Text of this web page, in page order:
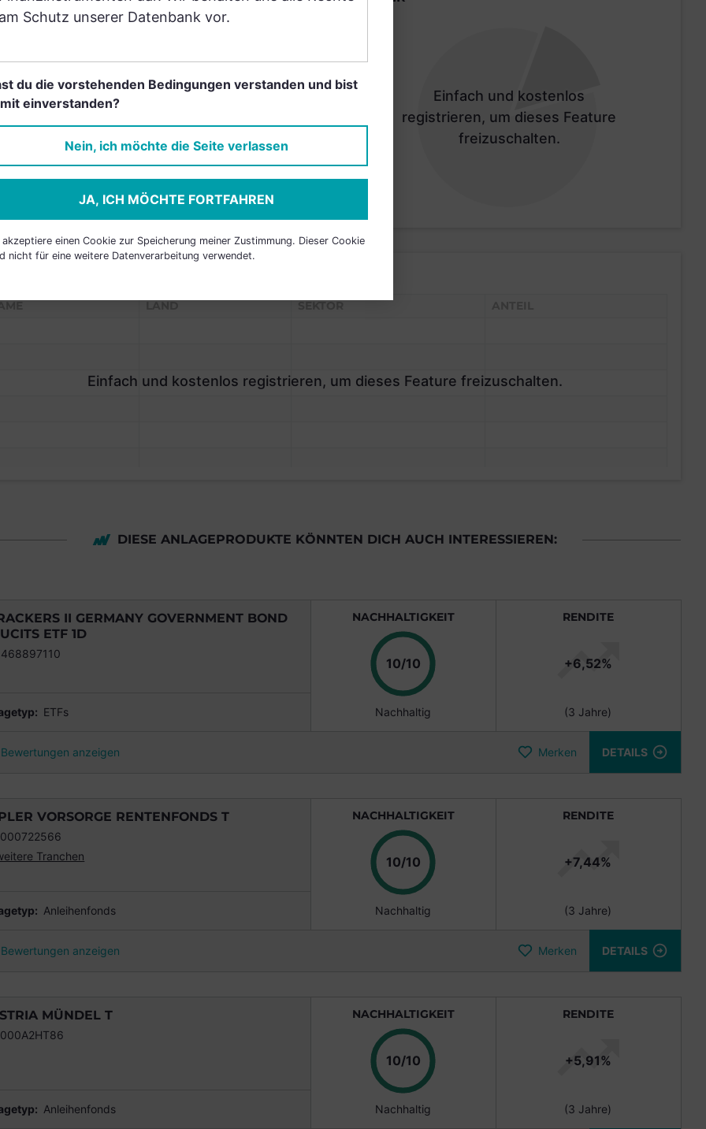
Einfach und kostenlos
freizuschalten.
Einfach und kostenlos
registrieren, um dieses Feature
freizuschalten.
Einfach und kostenlos registrieren, um dieses Feature freizuschalten.
DIESE ANLAGEPRODUKTE KÖNNTEN DICH AUCH INTERESSIEREN:
II GERMANY GOVERNMENT BOND
ETF 1D
ETFs
NACHHALTIGKEIT
10/10Punkte
Nachhaltig
RENDITE
+6,52%
(3 Jahre)
Bewertungen anzeigen Merken DETAILS
VORSORGE RENTENFONDS T
Tranchen
Anleihenfonds
NACHHALTIGKEIT
10/10Punkte
Nachhaltig
RENDITE
+7,44%
(3 Jahre)
Bewertungen anzeigen Merken DETAILS
MÜNDEL T
Anleihenfonds
NACHHALTIGKEIT
10/10Punkte
Nachhaltig
RENDITE
+5,91%
(3 Jahre)
Schutz unserer Datenbank vor.
du die vorstehenden Bedingungen verstanden und bist
einverstanden?
Nein, ich möchte die Seite verlassen
JA, ICH MÖCHTE FORTFAHREN
akzeptiere einen Cookie zur Speicherung meiner Zustimmung. Dieser Cookie
nicht für eine weitere Datenverarbeitung verwendet.